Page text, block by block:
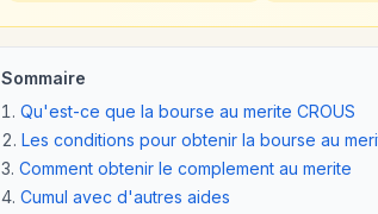
Sommaire
Qu'est-ce que la bourse au merite CROUS
Les conditions pour obtenir la bourse au
Comment obtenir le complement au merite
Cumul avec d'autres aides